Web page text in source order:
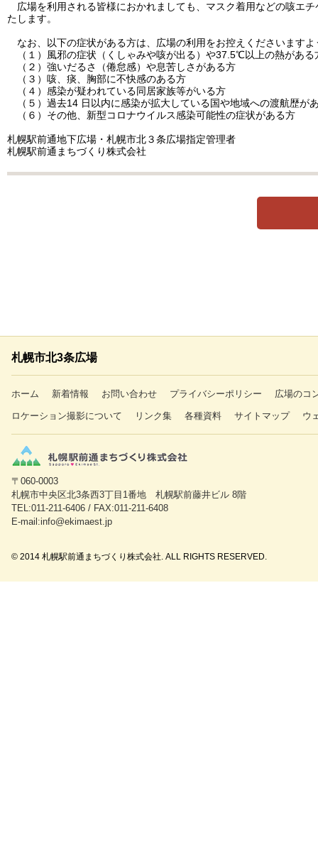
広場を利用される皆様におかれましても、マスク着用などの咳エ
たします。
なお、以下の症状がある方は、広場の利用をお控えくださいます
（１）風邪の症状（くしゃみや咳が出る）や37.5℃以上の熱がある
（２）強いだるさ（倦怠感）や息苦しさがある方
（３）咳、痰、胸部に不快感のある方
（４）感染が疑われている同居家族等がいる方
（５）過去14 日以内に感染が拡大している国や地域への渡航歴が
（６）その他、新型コロナウイルス感染可能性の症状がある方
札幌駅前通地下広場・札幌市北３条広場指定管理者
札幌駅前通まちづくり株式会社
札幌市北3条広場
ホーム 新着情報 お問い合わせ プライバシーポリシー 広場のコ
ロケーション撮影について リンク集 各種資料 サイトマップ ウ
〒060-0003
札幌市中央区北3条西3丁目1番地 札幌駅前藤井ビル 8階
TEL:011-211-6406 / FAX:011-211-6408
E-mail:info@ekimaest.jp
© 2014 札幌駅前通まちづくり株式会社. ALL RIGHTS RESERVED.